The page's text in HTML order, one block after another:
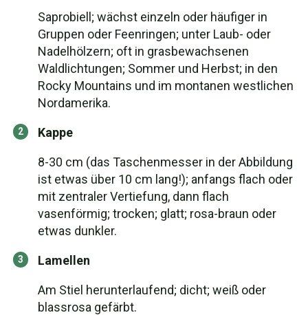
Saprobiell; wächst einzeln oder häufiger in
Gruppen oder Feenringen; unter Laub- oder
Nadelhölzern; oft in grasbewachsenen
Waldlichtungen; Sommer und Herbst; in den
Rocky Mountains und im montanen westlichen
Nordamerika.
Kappe
8-30 cm (das Taschenmesser in der Abbildung
ist etwas über 10 cm lang!); anfangs flach oder
mit zentraler Vertiefung, dann flach
vasenförmig; trocken; glatt; rosa-braun oder
etwas dunkler.
Lamellen
Am Stiel herunterlaufend; dicht; weiß oder
blassrosa gefärbt.